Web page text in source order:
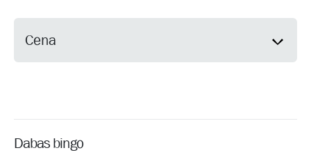
Cena
Dabas bingo